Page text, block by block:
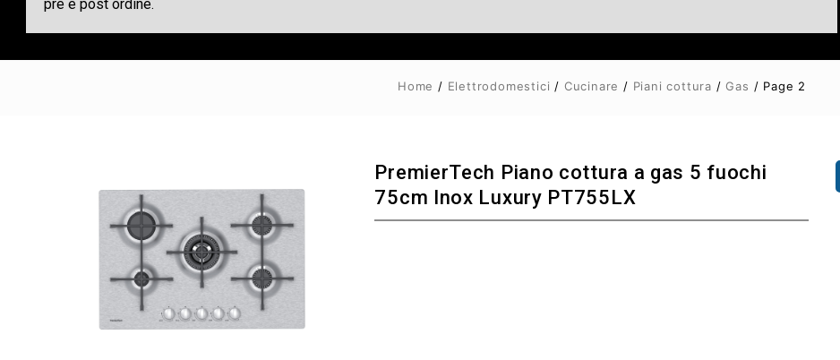
pre e post ordine.
Home / Elettrodomestici / Cucinare / Piani cottura /Gas / Page 2
PremierTech Piano cottura a gas 5 fuochi
75cm Inox Luxury PT755LX